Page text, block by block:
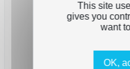
This site
gives you
want
OK,